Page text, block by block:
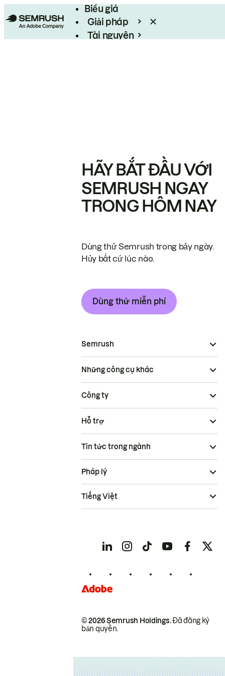
Biểu giá
Giải pháp
Tài nguyên
HÃY BẮT ĐẦU VỚI
SEMRUSH NGAY
TRONG HÔM NAY
Dùng thử Semrush trong bảy ngày.
Hủy bất cứ lúc nào.
Dùng thử miễn phí
Semrush
Những công cụ khác
Công ty
Hỗ trợ
Tin tức trong ngành
© 2026 Semrush Holdings.Đã đăng ký
bản quyền.
Pháp lý
Tiếng Việt